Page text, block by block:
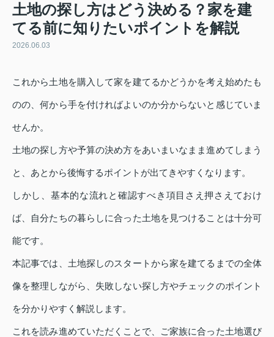
土地の探し方はどう決める？家を建
てる前に知りたいポイントを解説
2026.06.03
これから土地を購入して家を建てるかどうかを考え始めたも
のの、何から手を付ければよいのか分からないと感じていま
せんか。
土地の探し方や予算の決め方をあいまいなまま進めてしまう
と、あとから後悔するポイントが出てきやすくなります。
しかし、基本的な流れと確認すべき項目さえ押さえておけ
ば、自分たちの暮らしに合った土地を見つけることは十分可
能です。
本記事では、土地探しのスタートから家を建てるまでの全体
像を整理しながら、失敗しない探し方やチェックのポイント
を分かりやすく解説します。
これを読み進めていただくことで、ご家族に合った土地選び